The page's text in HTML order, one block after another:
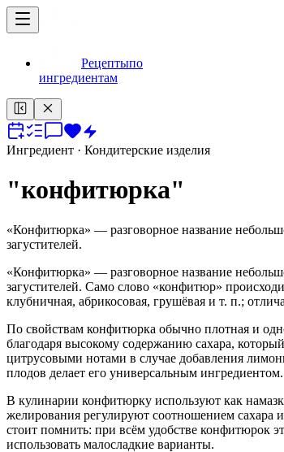
Рецептыпо
ингредиентам
Ингредиент · Кондитерские изделия
"конфитюрка"
«Конфитюрка» — разговорное название
загустителей.
«Конфитюрка» — разговорное название
загустителей. Само слово «конфитюр»
клубничная, абрикосовая, грушёвая и т. п.;
По свойствам конфитюрка обычно плотная и
благодаря высокому содержанию сахара,
цитрусовыми нотами в случае добавления
плодов делает его универсальным ингредиентом.
В кулинарии конфитюрку используют как
желирования регулируют соотношением сахара
стоит помнить: при всём удобстве конфитюрок
использовать малосладкие варианты.